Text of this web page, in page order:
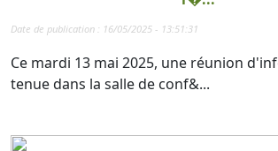
Date de publication : 16/05/2025 - 13:51:31
Ce mardi 13 mai 2025, une réunion
tenue dans la salle de conf&...